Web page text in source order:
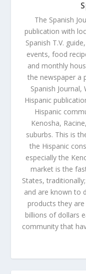
The Spanish
publication with
Spanish T.V.
events, food
and monthly
the newspaper a
Spanish Journal,
Hispanic
Hispanic
Kenosha,
suburbs. This is
the Hispanic
especially the
market is the
States,
and are known to
products they
billions of dollars
community that